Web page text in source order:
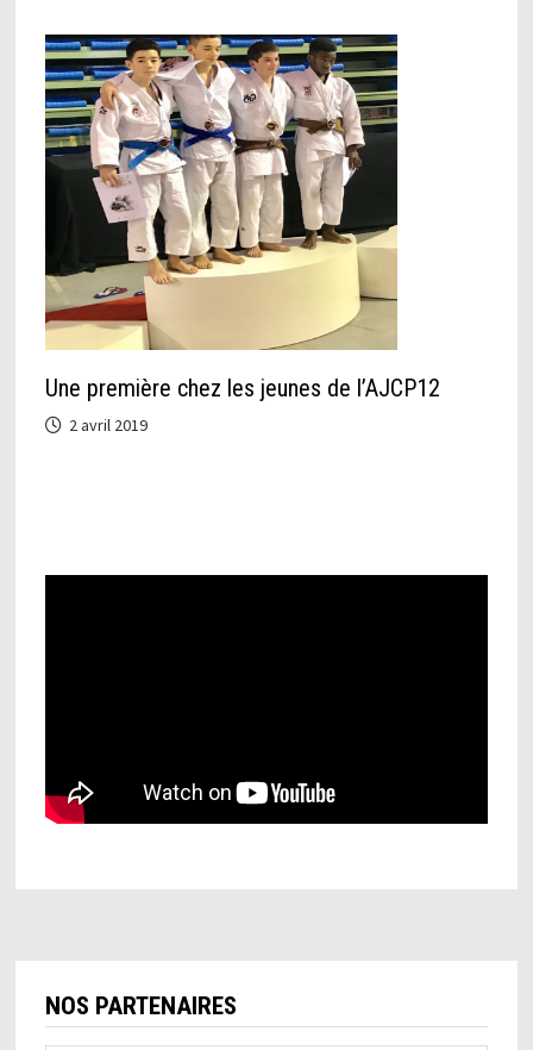
Une première chez les jeunes de l’AJCP12
2 avril 2019
NOS PARTENAIRES